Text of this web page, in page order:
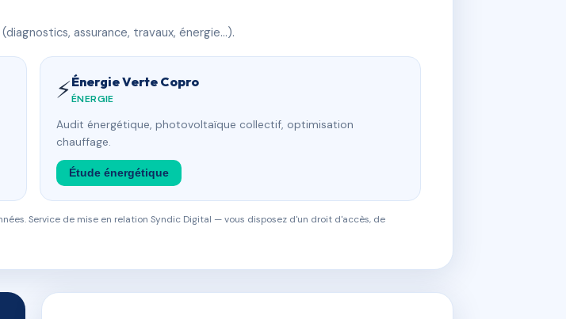
assurance, travaux, énergie…).
⚡Énergie Verte Copro
ÉNERGIE
Audit énergétique, photovoltaïque collectif, optimisation
chauffage.
Étude énergétique
Service de mise en relation Syndic Digital — vous disposez d'un droit d'accès, de